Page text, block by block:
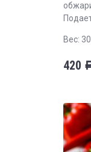
Вес:
420